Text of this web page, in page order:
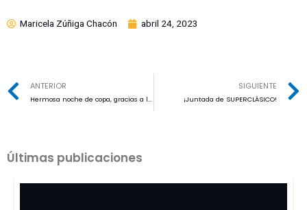
Maricela Zúñiga Chacón abril 24, 2023
ANTERIOR
Hermosa noche de copa, gracias a la gente y gracias Colo!
SIGUIENTE
¡Juntada de SUPERCLÁSICO!
Últimas publicaciones